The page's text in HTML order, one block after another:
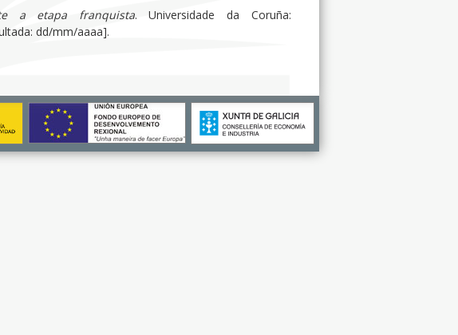
a etapa franquista. Universidade da Coruña:
dd/mm/aaaa].